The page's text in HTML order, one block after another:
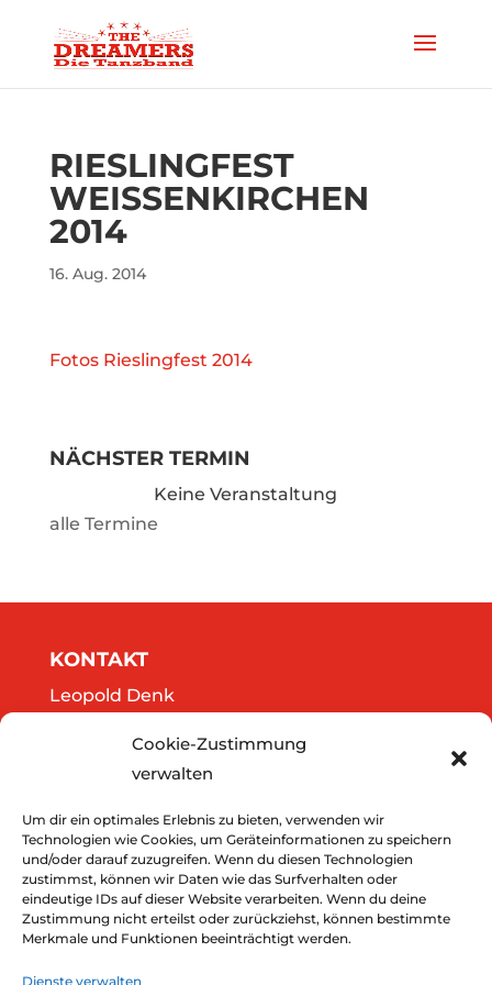
Cookie-Zustimmung
verwalten
Um dir ein optimales Erlebnis zu bieten, verwenden wir
Technologien wie Cookies, um Geräteinformationen zu speichern
und/oder darauf zuzugreifen. Wenn du diesen Technologien
zustimmst, können wir Daten wie das Surfverhalten oder
eindeutige IDs auf dieser Website verarbeiten. Wenn du deine
Zustimmung nicht erteilst oder zurückziehst, können bestimmte
Merkmale und Funktionen beeinträchtigt werden.
Dienste verwalten
RIESLINGFEST
WEISSENKIRCHEN 2
014
16. Aug. 2014
Fotos Rieslingfest 2014
NÄCHSTER TERMIN
Keine Veranstaltung
alle Termine
KONTAKT
Leopold Denk
A-3500 Krems
Tel.: 0664/2020141
office@thedreamers.at
Downloads
Impressum